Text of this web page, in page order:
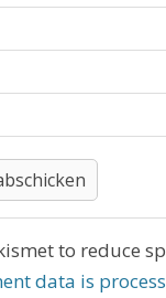
to reduce
data is